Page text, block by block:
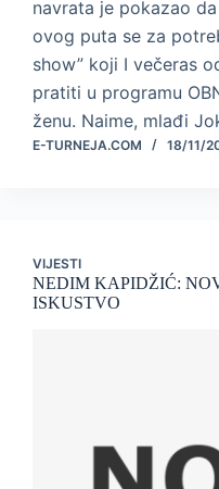
navrata je pokazao
ovog puta se za
show” koji I večeras
pratiti u programu
ženu. Naime, mlađi
E-TURNEJA.COM 18/11/
VIJESTI
NEDIM KAPIDŽIĆ:
ISKUSTVO